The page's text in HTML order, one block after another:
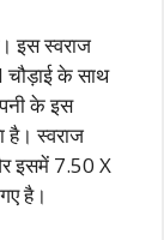
इस स्वराज
के साथ
के इस
है। स्वराज
इसमें 7.50 X
है।